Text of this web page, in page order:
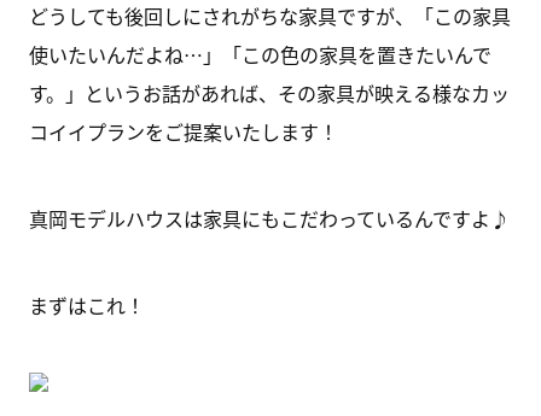
どうしても後回しにされがちな家具ですが、「この家具
使いたいんだよね…」「この色の家具を置きたいんで
す。」というお話があれば、その家具が映える様なカッ
コイイプランをご提案いたします！
真岡モデルハウスは家具にもこだわっているんですよ♪
まずはこれ！